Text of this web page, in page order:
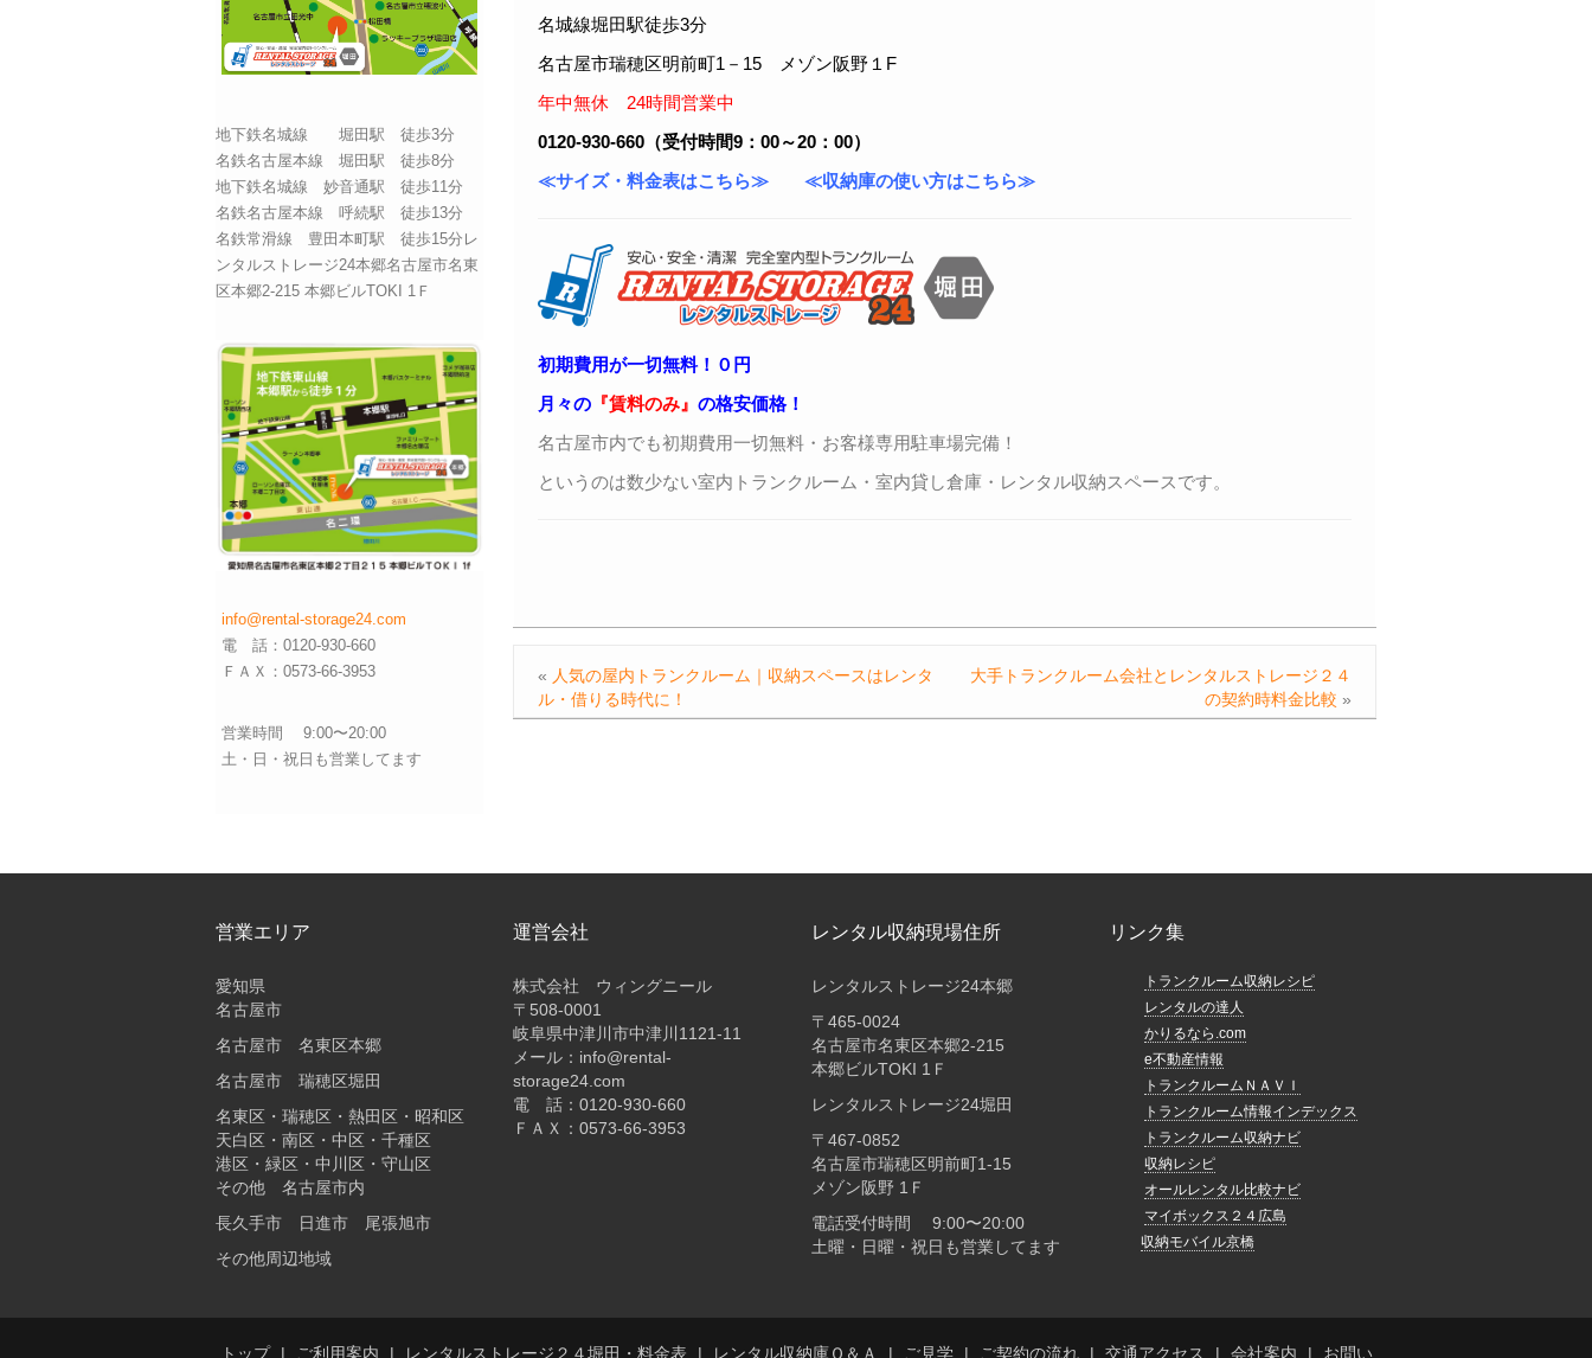
地下鉄名城線 堀田駅 徒歩3分
名鉄名古屋本線 堀田駅 徒歩8分
地下鉄名城線 妙音通駅 徒歩11分
名鉄名古屋本線 呼続駅 徒歩13分
名鉄常滑線 豊田本町駅 徒歩15分レ
ンタルストレージ24本郷名古屋市名東
区本郷2-215 本郷ビルTOKI 1Ｆ
info@rental-storage24.com
電 話：0120-930-660
ＦＡＸ：0573-66-3953
営業時間 9:00〜20:00
土・日・祝日も営業してます
名城線堀田駅徒歩3分
名古屋市瑞穂区明前町1－15 メゾン阪野１F
年中無休 24時間営業中
0120-930-660（受付時間9：00～20：00）
≪サイズ・料金表はこちら≫
≪収納庫の使い方はこちら≫
初期費用が一切無料！０円
月々の 『賃料のみ』の格安価格！
名古屋市内でも初期費用一切無料・お客様専用駐車場完備！
というのは数少ない室内トランクルーム・室内貸し倉庫・レンタル収納スペースです。
« 人気の屋内トランクルーム｜収納スペースはレンタ
ル・借りる時代に！
大手トランクルーム会社とレンタルストレージ２４
の契約時料金比較 »
営業エリア
愛知県
名古屋市
名古屋市 名東区本郷
名古屋市 瑞穂区堀田
名東区・瑞穂区・熱田区・昭和区
天白区・南区・中区・千種区
港区・緑区・中川区・守山区
その他 名古屋市内
長久手市 日進市 尾張旭市
その他周辺地域
運営会社
株式会社 ウィングニール
〒508-0001
岐阜県中津川市中津川1121-11
メール：info@rental-
storage24.com
電 話：0120-930-660
ＦＡＸ：0573-66-3953
レンタル収納現場住所
レンタルストレージ24本郷
〒465-0024
名古屋市名東区本郷2-215
本郷ビルTOKI 1Ｆ
レンタルストレージ24堀田
〒467-0852
名古屋市瑞穂区明前町1-15
メゾン阪野 1Ｆ
電話受付時間 9:00〜20:00
土曜・日曜・祝日も営業してます
リンク集
トランクルーム収納レシピ
レンタルの達人
かりるなら.com
e不動産情報
トランクルームＮＡＶＩ
トランクルーム情報インデックス
トランクルーム収納ナビ
収納レシピ
オールレンタル比較ナビ
マイボックス２４広島
収納モバイル京橋
トップ ご利用案内 レンタルストレージ２４堀田・料金表 レンタル収納庫Ｑ＆Ａ ご見学 ご契約の流れ 交通アクセス 会社案内 お問い